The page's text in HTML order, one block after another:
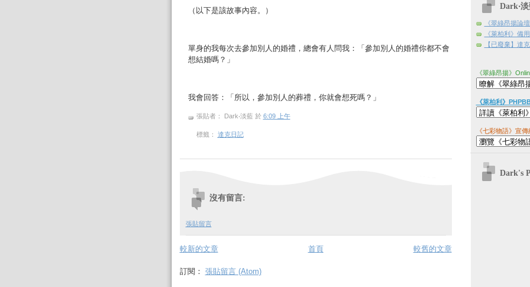
（以下是該故事內容。）
單身的我每次去參加別人的婚禮，總會有人問我：「參加別人的婚禮你都不會
想結婚嗎？」
我會回答：「所以，參加別人的葬禮，你就會想死嗎？」
張貼者： Dark‧淡藍 於 6:09 上午
標籤： 達克日記
沒有留言:
張貼留言
較新的文章 較舊的文章
首頁
訂閱： 張貼留言 (Atom)
Dark‧
《翠綠昂揚論
《萊柏利》備
【已廢棄】達
《翠綠昂揚》
《萊柏利》
《七彩物語》宣傳
Dark's